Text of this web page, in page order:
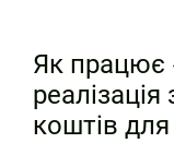
Як працює
коштів